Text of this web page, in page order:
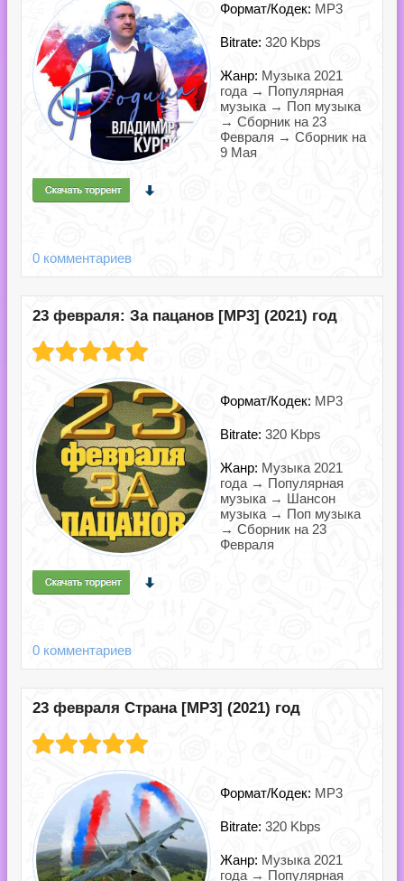
Формат/Кодек: MP3
Bitrate: 320 Kbps
Жанр: Музыка 2021
года → Популярная
музыка → Поп музыка
→ Сборник на 23
Февраля → Сборник на
9 Мая
0 комментариев
23 февраля: За пацанов [MP3] (2021) год
Формат/Кодек: MP3
Bitrate: 320 Kbps
Жанр: Музыка 2021
года → Популярная
музыка → Шансон
музыка → Поп музыка
→ Сборник на 23
Февраля
0 комментариев
23 февраля Страна [MP3] (2021) год
Формат/Кодек: MP3
Bitrate: 320 Kbps
Жанр: Музыка 2021
года → Популярная